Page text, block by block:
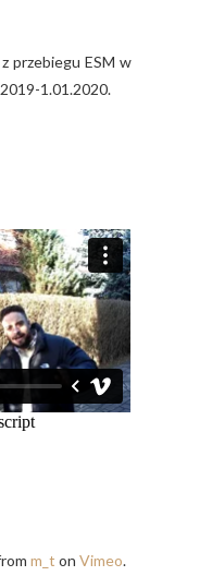
1.01.2020.
m_t on Vimeo.